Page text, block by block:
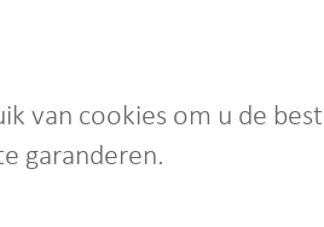
duurzame
Duurzaamheid
van cookies om u de
garanderen.